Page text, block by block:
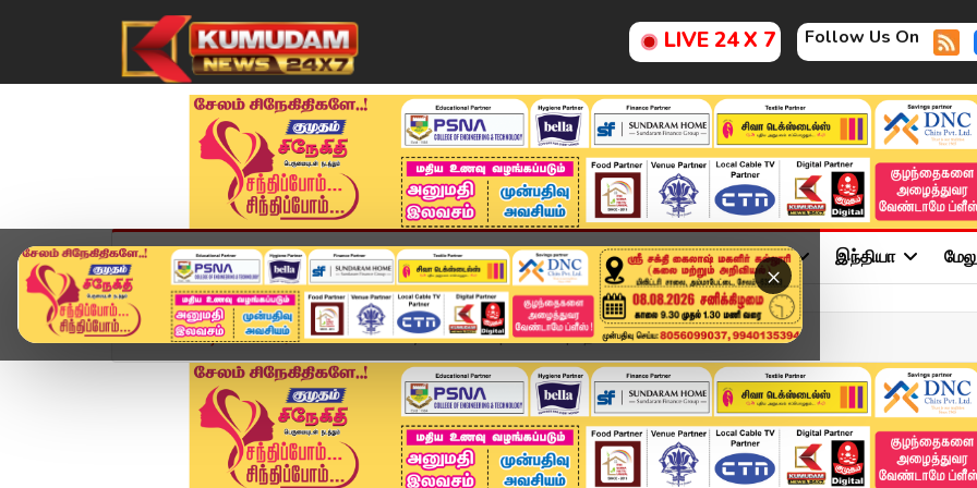
LIVE 24 X 7 Follow Us On
×
முகப்பு விளையாட்டு அண்மை தமிழ்நாடு சினிமா அரசியல் விளையாட்டு இந்தியா
Home வீடியோ ஸ்டோரி 🔴LIVE :Today Headlines | 31 MAY | மதியம் 3 மணி...